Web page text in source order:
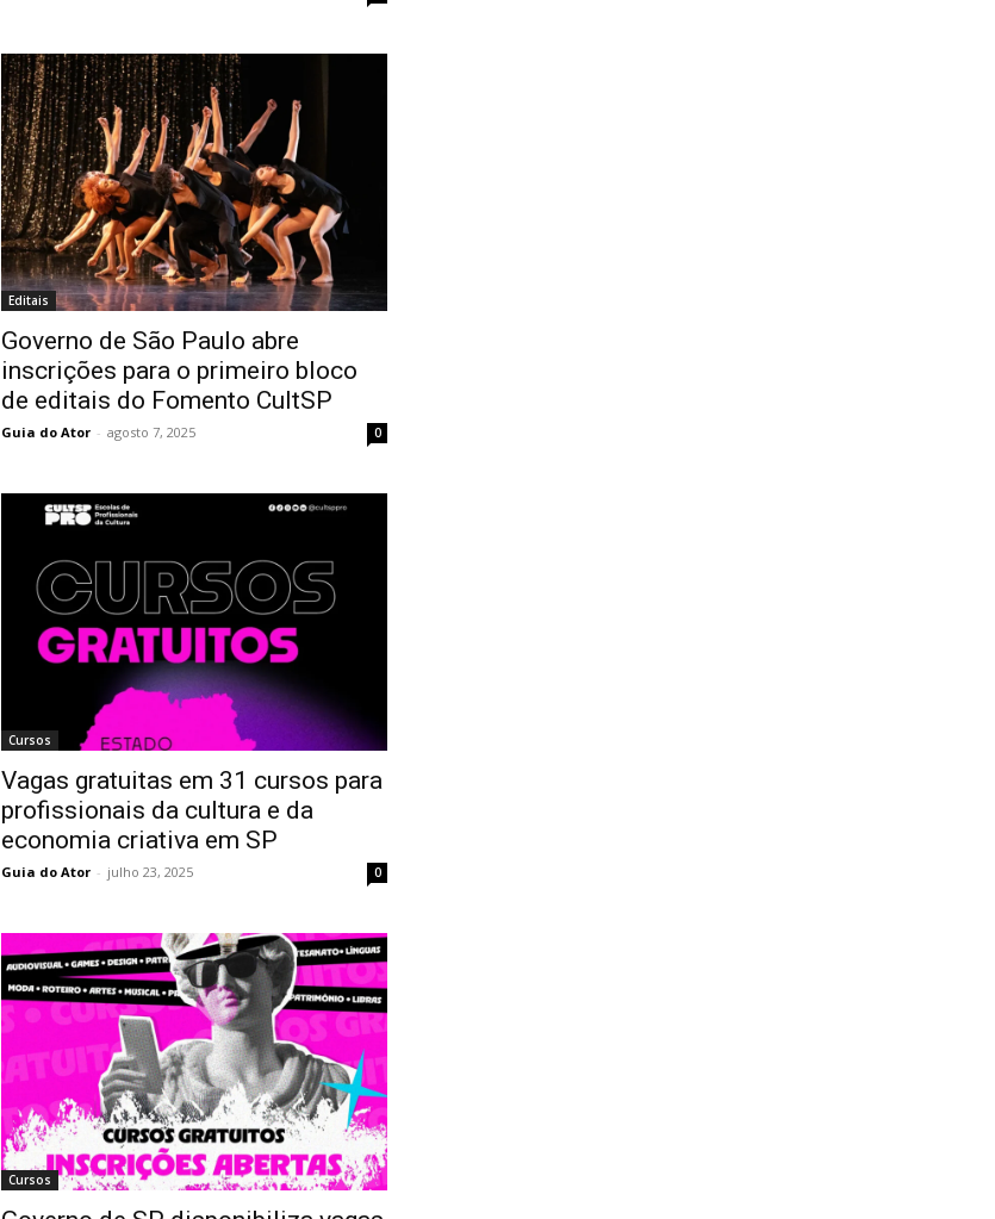
Editais
Governo de São Paulo abre
inscrições para o primeiro bloco
de editais do Fomento CultSP
Guia do Ator - agosto 7, 2025 0
Cursos
Vagas gratuitas em 31 cursos para
profissionais da cultura e da
economia criativa em SP
Guia do Ator - julho 23, 2025 0
Cursos